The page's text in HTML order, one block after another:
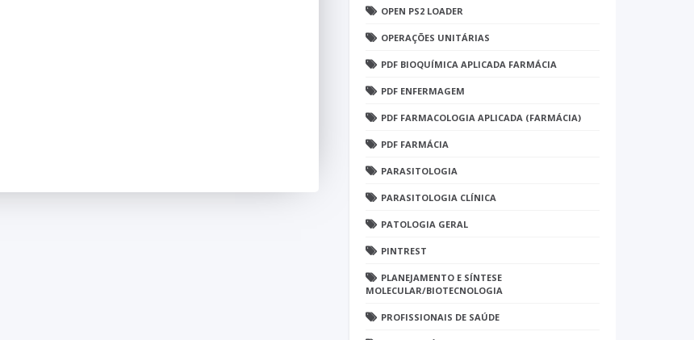
OPEN PS2 LOADER
OPERAÇÕES UNITÁRIAS
PDF BIOQUÍMICA APLICADA FARMÁCIA
PDF ENFERMAGEM
PDF FARMACOLOGIA APLICADA (FARMÁCIA)
PDF FARMÁCIA
PARASITOLOGIA
PARASITOLOGIA CLÍNICA
PATOLOGIA GERAL
PINTREST
PLANEJAMENTO E SÍNTESE
MOLECULAR/BIOTECNOLOGIA
PROFISSIONAIS DE SAÚDE